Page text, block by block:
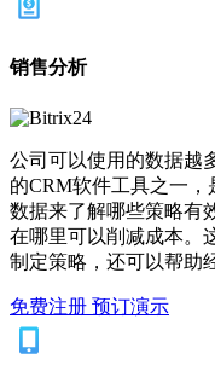
销售分析
公司可以使用的数据越
的CRM软件工具之一
数据来了解哪些策略有
在哪里可以削减成本。
制定策略，还可以帮助
免费注册 预订演示